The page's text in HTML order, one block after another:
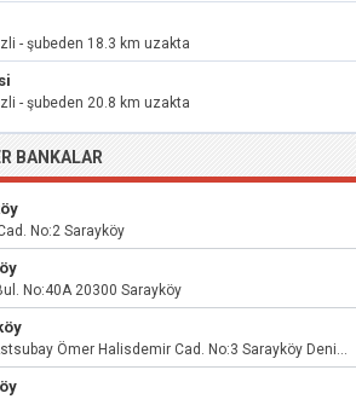
- şubeden 18.3 km uzakta
- şubeden 20.8 km uzakta
BANKALAR
No:2 Sarayköy
No:40A 20300 Sarayköy
Atatürk Mah. Şehit Astsubay Ömer Halisdemir Cad. No:3 Sarayköy Denizli